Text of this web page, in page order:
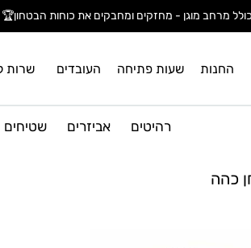
מרחב מוגן - מחזקים ומחבקים את כוחות הבטחון🏆
החנות שעות פתיחה העובדים שרות
רהיטים אביזרים שטיחים
כהה